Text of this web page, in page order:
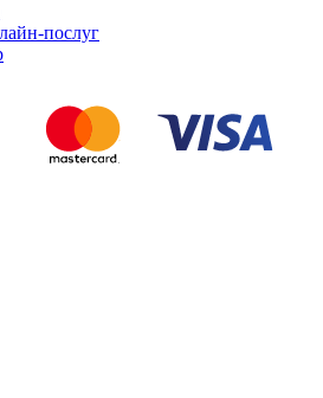
послуг